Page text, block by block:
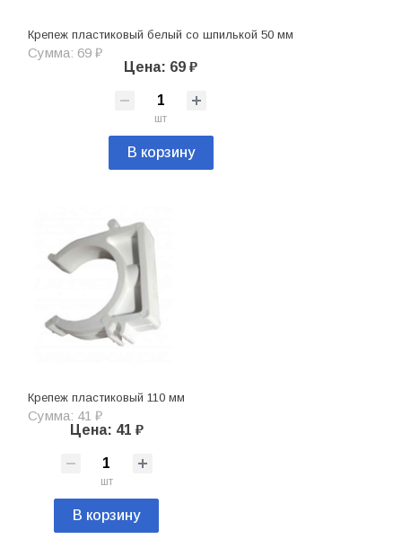
Крепеж пластиковый белый со шпилькой 50 мм
Сумма: 69 ₽
Цена: 69 ₽
шт
В корзину
Крепеж пластиковый 110 мм
Сумма: 41 ₽
Цена: 41 ₽
шт
В корзину